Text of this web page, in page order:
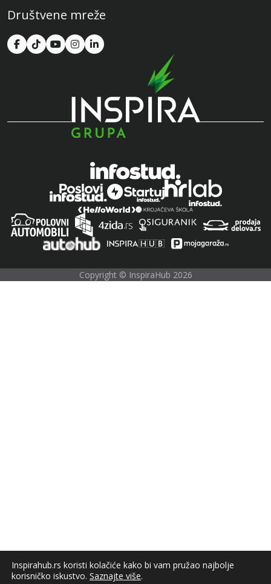
Društvene mreže
Copyright © InspiraHub 2026
Inspirahub.rs koristi kolačiće kako bi vam pružao najbolje
korisničko iskustvo. Saznajte više.